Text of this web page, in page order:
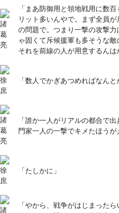
「まあ防御用と領地戦用に数
リット多いんやで。まず全員
の問題で。つまり一撃の攻撃
ゃ固くて斥候援軍も多そうな
それを前線の人が用意するん
「数人でかぎあつめればなん
「誰か一人がリアルの都合で
門家一人の一撃でキメたほう
「たしかに」
「やから、戦争がはじまった